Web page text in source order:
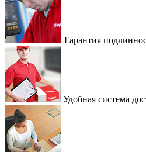
Гарантия
Удобная система